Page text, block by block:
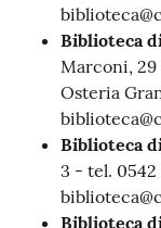
Biblioteca
Marconi, 29
Osteria
Biblioteca
3 - tel. 0542
Biblioteca